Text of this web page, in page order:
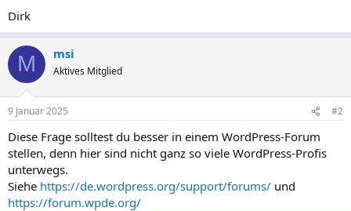
Dirk
M msi
Aktives Mitglied
9 Januar 2025 #2
Diese Frage solltest du besser in einem WordPress-Forum
stellen, denn hier sind nicht ganz so viele WordPress-Profis
unterwegs.
Siehe https://de.wordpress.org/support/forums/ und
https://forum.wpde.org/